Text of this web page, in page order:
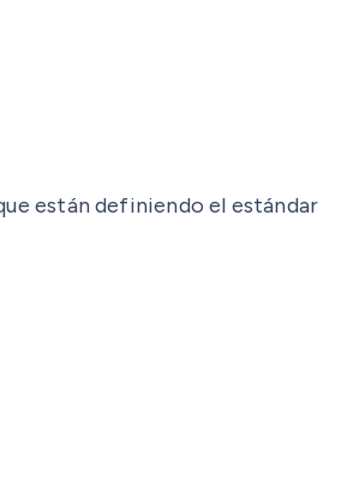
están definiendo el estándar